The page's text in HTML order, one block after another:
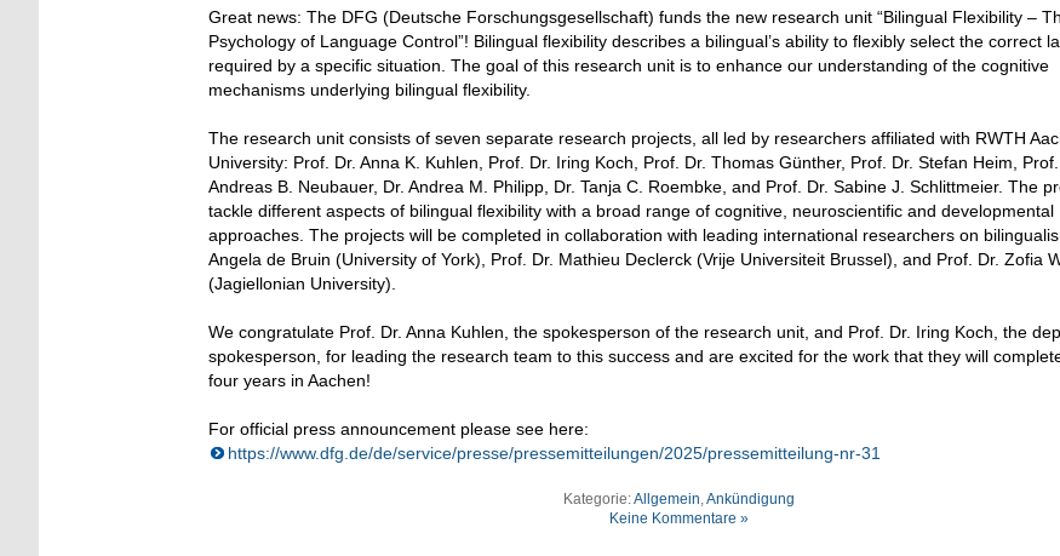
Great news: The DFG (Deutsche Forschungsgesellschaft) funds the new research unit “Bilingual Flexibility –
Psychology of Language Control”! Bilingual flexibility describes a bilingual’s ability to flexibly select the correct
required by a specific situation. The goal of this research unit is to enhance our understanding of the cognitive
mechanisms underlying bilingual flexibility.
The research unit consists of seven separate research projects, all led by researchers affiliated with RWTH
University: Prof. Dr. Anna K. Kuhlen, Prof. Dr. Iring Koch, Prof. Dr. Thomas Günther, Prof. Dr. Stefan Heim, Prof.
Andreas B. Neubauer, Dr. Andrea M. Philipp, Dr. Tanja C. Roembke, and Prof. Dr. Sabine J. Schlittmeier. The
tackle different aspects of bilingual flexibility with a broad range of cognitive, neuroscientific and developmental
approaches. The projects will be completed in collaboration with leading international researchers on
Angela de Bruin (University of York), Prof. Dr. Mathieu Declerck (Vrije Universiteit Brussel), and Prof. Dr. Zofia
(Jagiellonian University).
We congratulate Prof. Dr. Anna Kuhlen, the spokesperson of the research unit, and Prof. Dr. Iring Koch, the
spokesperson, for leading the research team to this success and are excited for the work that they will
four years in Aachen!
For official press announcement please see here:
https://www.dfg.de/de/service/presse/pressemitteilungen/2025/pressemitteilung-nr-31
Kategorie:Allgemein Ankündigung
Keine Kommentare »